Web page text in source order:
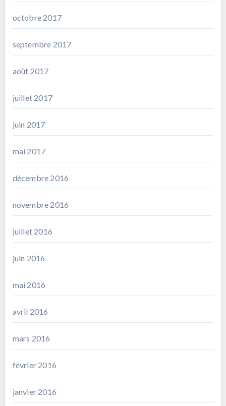
octobre 2017
septembre 2017
août 2017
juillet 2017
juin 2017
mai 2017
décembre 2016
novembre 2016
juillet 2016
juin 2016
mai 2016
avril 2016
mars 2016
février 2016
janvier 2016